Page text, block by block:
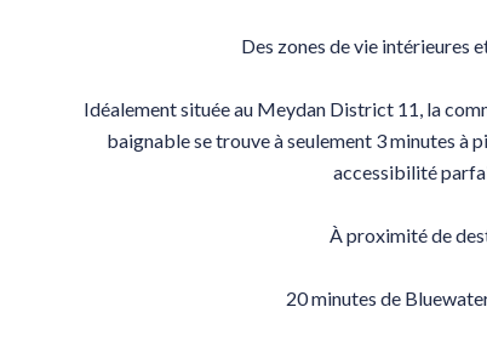
Des zones de vie intérieures
Idéalement située au Meydan District 11, la
baignable se trouve à seulement 3 minutes à
accessibilité
À proximité de
20 minutes de